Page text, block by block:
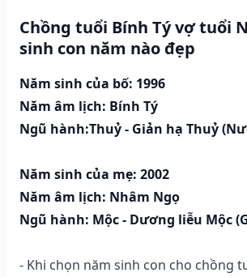
Chồng tuổi Bính Tý vợ tuổi
sinh con năm nào đẹp
Năm sinh của bố: 1996
Năm âm lịch: Bính Tý
Ngũ hành:Thuỷ - Giản hạ Thuỷ
Năm sinh của mẹ: 2002
Năm âm lịch: Nhâm Ngọ
Ngũ hành: Mộc - Dương liễu Mộc
- Khi chọn năm sinh con cho chồng